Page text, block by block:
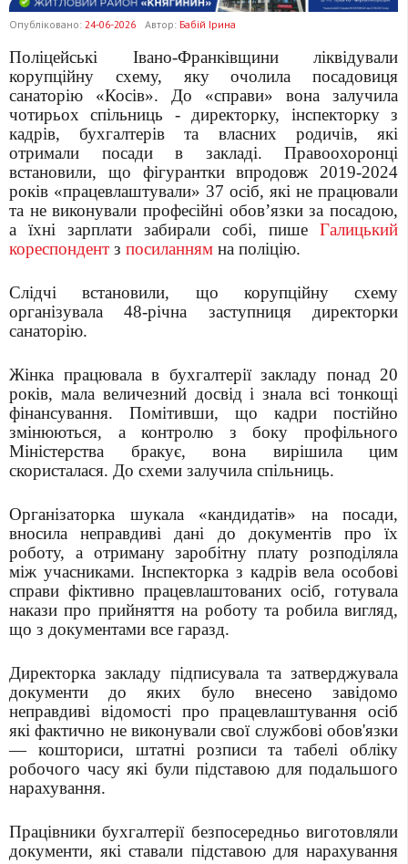
Опубліковано: 24-06-2026 Автор: Бабій Ірина
Поліцейські Івано-Франківщини ліквідували
корупційну схему, яку очолила посадовиця
санаторію «Косів». До «справи» вона залучила
чотирьох спільниць - директорку, інспекторку з
кадрів, бухгалтерів та власних родичів, які
отримали посади в закладі. Правоохоронці
встановили, що фігурантки впродовж 2019-2024
років «працевлаштували» 37 осіб, які не працювали
та не виконували професійні обов’язки за посадою,
а їхні зарплати забирали собі, пише Галицький
кореспондент з посиланням на поліцію.
Слідчі встановили, що корупційну схему
організувала 48-річна заступниця директорки
санаторію.
Жінка працювала в бухгалтерії закладу понад 20
років, мала величезний досвід і знала всі тонкощі
фінансування. Помітивши, що кадри постійно
змінюються, а контролю з боку профільного
Міністерства бракує, вона вирішила цим
скористалася. До схеми залучила спільниць.
Організаторка шукала «кандидатів» на посади,
вносила неправдиві дані до документів про їх
роботу, а отриману заробітну плату розподіляла
між учасниками. Інспекторка з кадрів вела особові
справи фіктивно працевлаштованих осіб, готувала
накази про прийняття на роботу та робила вигляд,
що з документами все гаразд.
Директорка закладу підписувала та затверджувала
документи до яких було внесено завідомо
неправдиві відомості про працевлаштування осіб
які фактично не виконували свої службові обов'язки
— кошториси, штатні розписи та табелі обліку
робочого часу які були підставою для подальшого
нарахування.
Працівники бухгалтерії безпосередньо виготовляли
документи, які ставали підставою для нарахування